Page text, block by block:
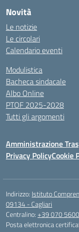
Novità
Le notizie
Le circolari
Calendario eventi
Modulistica
Bacheca sindacale
Albo Online
PTOF 2025-2028
Tutti gli argomenti
Amministrazione
Privacy PolicyCookie
Indirizzo: Istituto
09134 - Cagliari
Centralino:+39 070
Posta elettronica